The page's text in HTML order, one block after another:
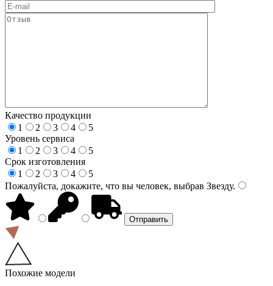
Качество продукции
1
2 3 4
5
Уровень сервиса
1
2 3 4
5
Срок изготовления
1
2 3 4
5
Пожалуйста, докажите, что вы человек, выбрав Звезду.
Похожие модели